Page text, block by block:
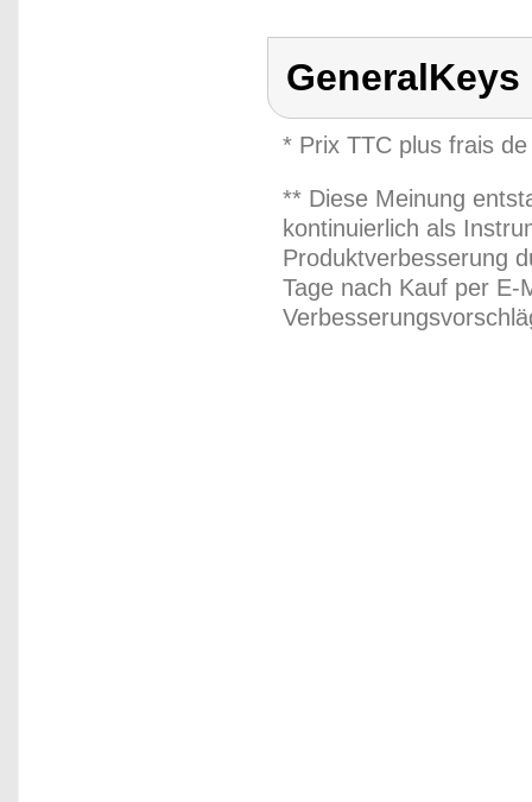
GeneralKeys
* Prix TTC plus frais
** Diese Meinung
kontinuierlich als
Produktverbesserung
Tage nach Kauf per E-